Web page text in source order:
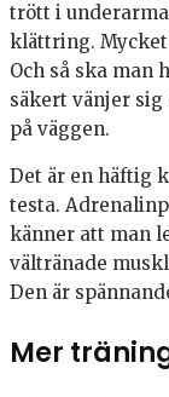
trött i
klättring.
Och så ska man
säkert vänjer
på väggen.
Det är en häftig
testa.
känner att man
vältränade
Den är
Mer